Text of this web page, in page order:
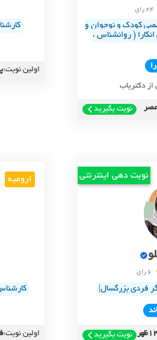
24 رای
کودک و نوجوان و
( روانشناس ،
از دکتریاب
نوبت بگیرید
اولین نوبت:
نوبت دهی اینترنتی
6 رای
فردی بزرگسال|
نوبت بگیرید
ارومیه
اولین نوبت: